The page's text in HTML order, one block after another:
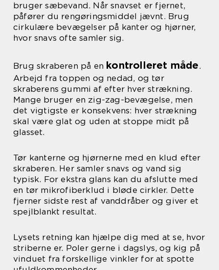
bruger sæbevand. Når snavset er fjernet,
påfører du rengøringsmiddel jævnt. Brug
cirkulære bevægelser på kanter og hjørner,
hvor snavs ofte samler sig.
Brug skraberen på en kontrolleret måde.
Arbejd fra toppen og nedad, og tør
skraberens gummi af efter hver strækning.
Mange bruger en zig-zag-bevægelse, men
det vigtigste er konsekvens: hver strækning
skal være glat og uden at stoppe midt på
glasset.
Tør kanterne og hjørnerne med en klud efter
skraberen. Her samler snavs og vand sig
typisk. For ekstra glans kan du afslutte med
en tør mikrofiberklud i bløde cirkler. Dette
fjerner sidste rest af vanddråber og giver et
spejlblankt resultat.
Lysets retning kan hjælpe dig med at se, hvor
striberne er. Poler gerne i dagslys, og kig på
vinduet fra forskellige vinkler for at spotte